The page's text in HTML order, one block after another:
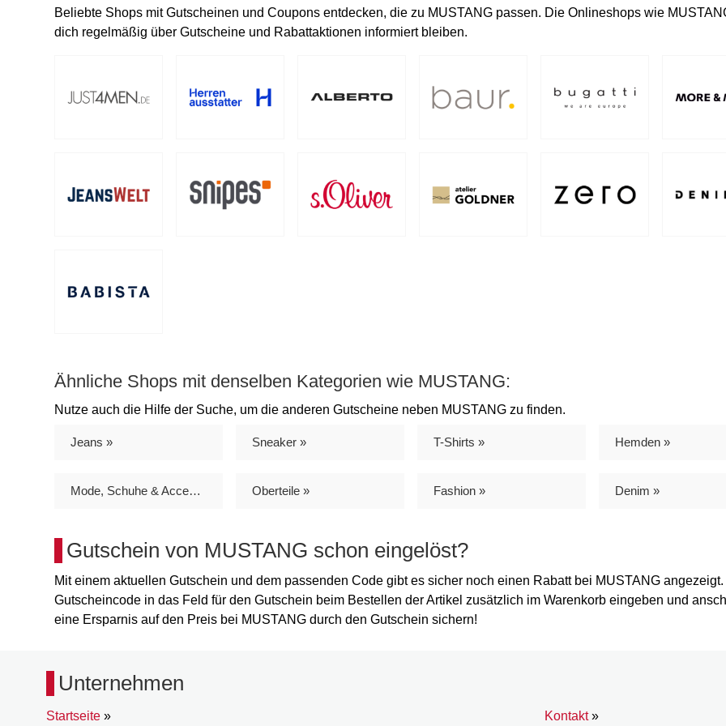
Beliebte Shops mit Gutscheinen und Coupons entdecken, die zu MUSTANG passen. Die Onlineshops wie
dich regelmäßig über Gutscheine und Rabattaktionen informiert bleiben.
Ähnliche Shops mit denselben Kategorien wie MUSTANG:
Nutze auch die Hilfe der Suche, um die anderen Gutscheine neben MUSTANG zu finden.
Jeans » Sneaker » T-Shirts » Hemden »
Mode, Schuhe & Accessoires » Oberteile » Fashion » Denim »
Gutschein von MUSTANG schon eingelöst?
Mit einem aktuellen Gutschein und dem passenden Code gibt es sicher noch einen Rabatt bei MUSTANG
Gutscheincode in das Feld für den Gutschein beim Bestellen der Artikel zusätzlich im Warenkorb eingeben und
eine Ersparnis auf den Preis bei MUSTANG durch den Gutschein sichern!
Unternehmen
Startseite » Kontakt»